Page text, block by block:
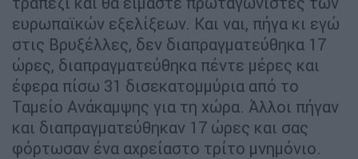
ευρωπαϊκών εξελίξεων. Και ναι, πήγα κι εγώ
στις Βρυξέλλες, δεν διαπραγματεύθηκα 17
ώρες, διαπραγματεύθηκα πέντε μέρες και
έφερα πίσω 31 δισεκατομμύρια από το
Ταμείο Ανάκαμψης για τη χώρα. Άλλοι πήγαν
και διαπραγματεύθηκαν 17 ώρες και σας
φόρτωσαν ένα αχρείαστο τρίτο μνημόνιο.